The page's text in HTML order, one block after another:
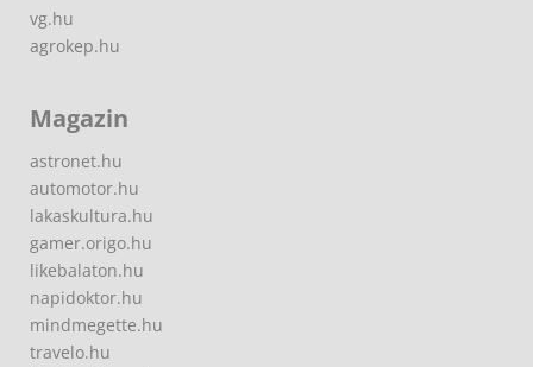
vg.hu
agrokep.hu
Magazin
astronet.hu
automotor.hu
lakaskultura.hu
gamer.origo.hu
likebalaton.hu
napidoktor.hu
mindmegette.hu
travelo.hu